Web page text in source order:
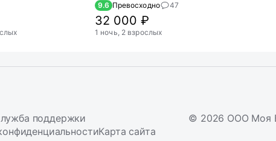
9.6 Превосходно 47
32 000 ₽
1 ночь, 2 взрослых
поддержки
Карта сайта
© 2026 ООО Моя